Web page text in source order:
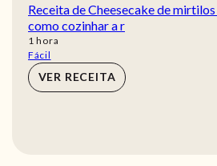
Receita de Cheesecake de
como cozinhar a r
1 hora
hora
Fácil
VER RECEITA